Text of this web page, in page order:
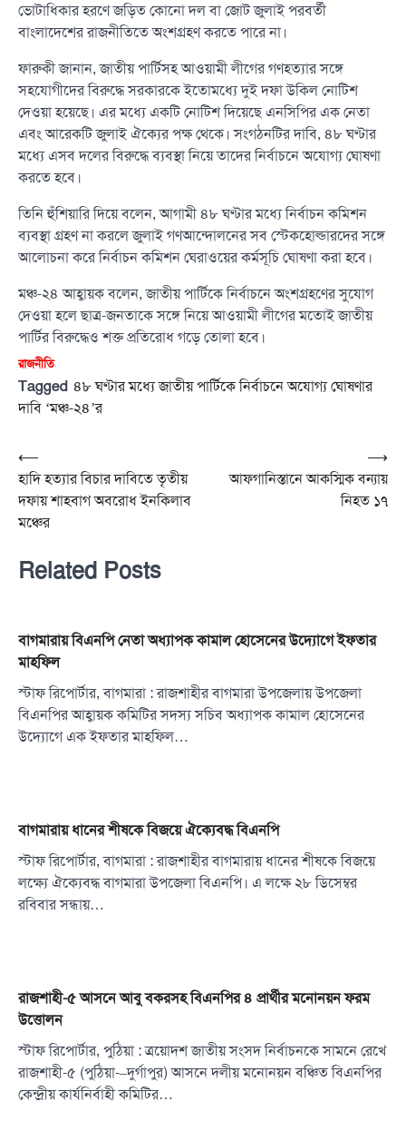
ভোটাধিকার হরণে জড়িত কোনো দল বা জোট জুলাই পরবর্তী
বাংলাদেশের রাজনীতিতে অংশগ্রহণ করতে পারে না।
ফারুকী জানান, জাতীয় পার্টিসহ আওয়ামী লীগের গণহত্যার সঙ্গে
সহযোগীদের বিরুদ্ধে সরকারকে ইতোমধ্যে দুই দফা উকিল নোটিশ
দেওয়া হয়েছে। এর মধ্যে একটি নোটিশ দিয়েছে এনসিপির এক নেতা
এবং আরেকটি জুলাই ঐক্যের পক্ষ থেকে। সংগঠনটির দাবি, ৪৮ ঘণ্টার
মধ্যে এসব দলের বিরুদ্ধে ব্যবস্থা নিয়ে তাদের নির্বাচনে অযোগ্য ঘোষণা
করতে হবে।
তিনি হুঁশিয়ারি দিয়ে বলেন, আগামী ৪৮ ঘণ্টার মধ্যে নির্বাচন কমিশন
ব্যবস্থা গ্রহণ না করলে জুলাই গণআন্দোলনের সব স্টেকহোল্ডারদের সঙ্গে
আলোচনা করে নির্বাচন কমিশন ঘেরাওয়ের কর্মসূচি ঘোষণা করা হবে।
মঞ্চ-২৪ আহ্বায়ক বলেন, জাতীয় পার্টিকে নির্বাচনে অংশগ্রহণের সুযোগ
দেওয়া হলে ছাত্র-জনতাকে সঙ্গে নিয়ে আওয়ামী লীগের মতোই জাতীয়
পার্টির বিরুদ্ধেও শক্ত প্রতিরোধ গড়ে তোলা হবে।
রাজনীতি
Tagged ৪৮ ঘণ্টার মধ্যে জাতীয় পার্টিকে নির্বাচনে অযোগ্য ঘোষণার
দাবি ‘মঞ্চ-২৪’র
Post
navigation
⟵
হাদি হত্যার বিচার দাবিতে তৃতীয়
দফায় শাহবাগ অবরোধ ইনকিলাব
মঞ্চের
আফগানিস্তানে আকস্মিক বন্যায়
নিহত ১৭
⟶
Related Posts
বাগমারায় বিএনপি নেতা অধ্যাপক কামাল হোসেনের উদ্যোগে ইফতার
মাহফিল
স্টাফ রিপোর্টার, বাগমারা : রাজশাহীর বাগমারা উপজেলায় উপজেলা
বিএনপির আহ্বায়ক কমিটির সদস্য সচিব অধ্যাপক কামাল হোসেনের
উদ্যোগে এক ইফতার মাহফিল…
বাগমারায় ধানের শীষকে বিজয়ে ঐক্যেবদ্ধ বিএনপি
স্টাফ রিপোর্টার, বাগমারা : রাজশাহীর বাগমারায় ধানের শীষকে বিজয়ে
লক্ষ্যে ঐক্যেবদ্ধ বাগমারা উপজেলা বিএনপি। এ লক্ষে ২৮ ডিসেম্বর
রবিবার সন্ধায়…
রাজশাহী-৫ আসনে আবু বকরসহ বিএনপির ৪ প্রার্থীর মনোনয়ন ফরম
উত্তোলন
স্টাফ রিপোর্টার, পুঠিয়া : ত্রয়োদশ জাতীয় সংসদ নির্বাচনকে সামনে রেখে
রাজশাহী-৫ (পুঠিয়া-–দুর্গাপুর) আসনে দলীয় মনোনয়ন বঞ্চিত বিএনপির
কেন্দ্রীয় কার্যনির্বাহী কমিটির…